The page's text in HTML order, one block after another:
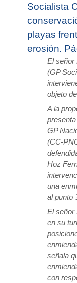
Socialista
playas
erosión.
El señor
(GP
objeto
A la
GP
(CC-
Hoz
una
al punto
El señor
en su
señala
con